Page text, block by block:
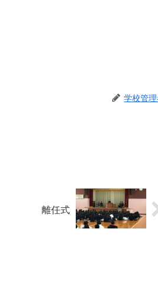
学校管
離任式